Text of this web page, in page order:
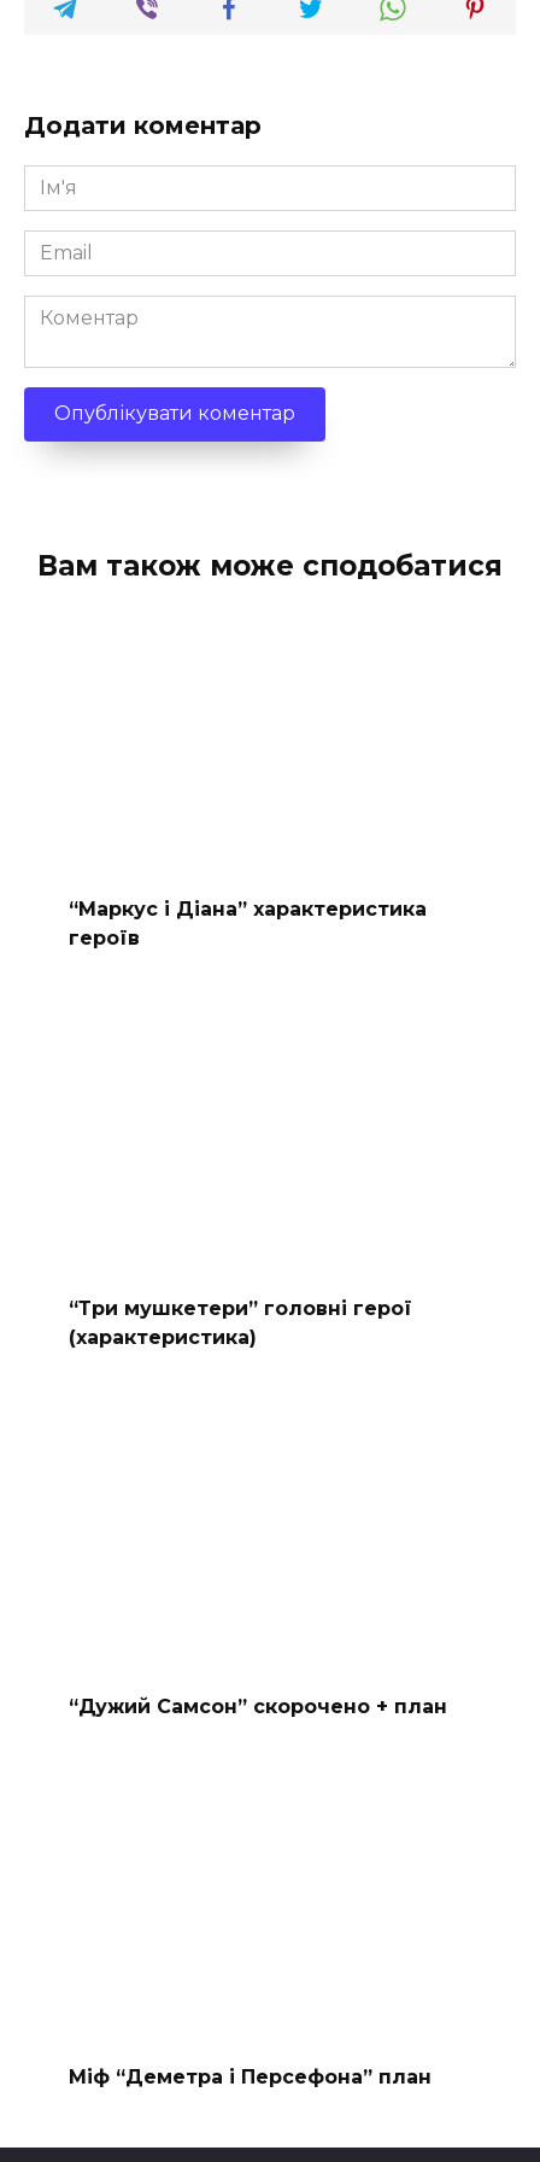
Додати коментар
Ім'я
*
Email
*
Коментар
Вам також може сподобатися
“Маркус і Діана” характеристика
героїв
“Три мушкетери” головні герої
(характеристика)
“Дужий Самсон” скорочено + план
Міф “Деметра і Персефона” план